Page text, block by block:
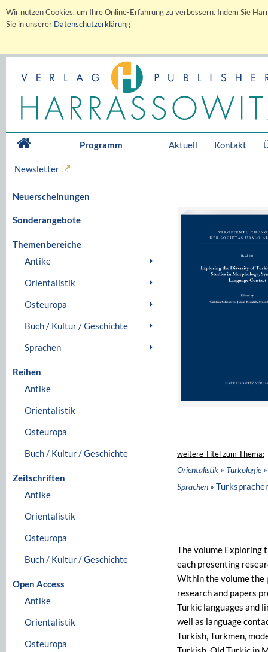
Wir nutzen Cookies, um Ihre Online-Erfahrung zu verbessern. Indem Sie
Sie in unserer Datenschutzerklärung
Programm Aktuell Kontakt
Newsletter
Neuerscheinungen
Sonderangebote
Themenbereiche
Antike
Orientalistik
Osteuropa
Buch / Kultur / Geschichte
Sprachen
Reihen
Antike
Orientalistik
Osteuropa
Buch / Kultur / Geschichte
Zeitschriften
Antike
Orientalistik
Osteuropa
Buch / Kultur / Geschichte
Open Access
Antike
Orientalistik
Osteuropa
weitere Titel zum Thema:
Orientalistik » Turkologie»
Sprachen »
The volume Exploring
each presenting
Within the volume the
research and papers
Turkic languages and
well as language
Turkish, Turkmen,